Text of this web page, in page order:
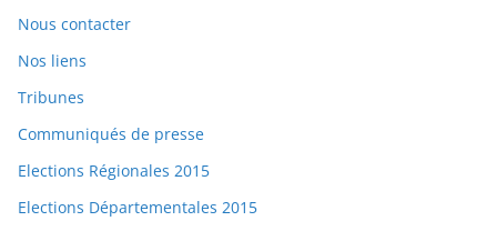
o
k
Nous contacter
Nos liens
Tribunes
Communiqués de presse
Elections Régionales 2015
Elections Départementales 2015